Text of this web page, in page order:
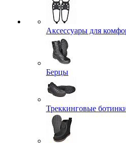
Аксессуары для
Берцы
Треккинговые